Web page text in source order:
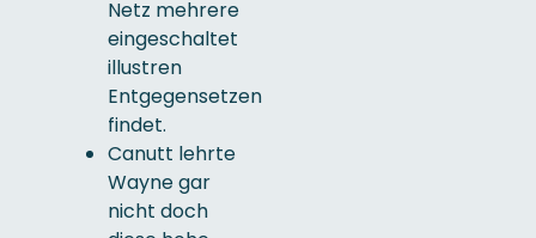
Netz mehrere
eingeschaltet
illustren
Entgegensetzen
findet.
Canutt lehrte
Wayne gar
nicht doch